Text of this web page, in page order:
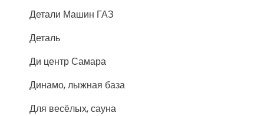
Детали Машин ГАЗ
Деталь
Ди центр Самара
Динамо, лыжная база
Для весёлых, сауна